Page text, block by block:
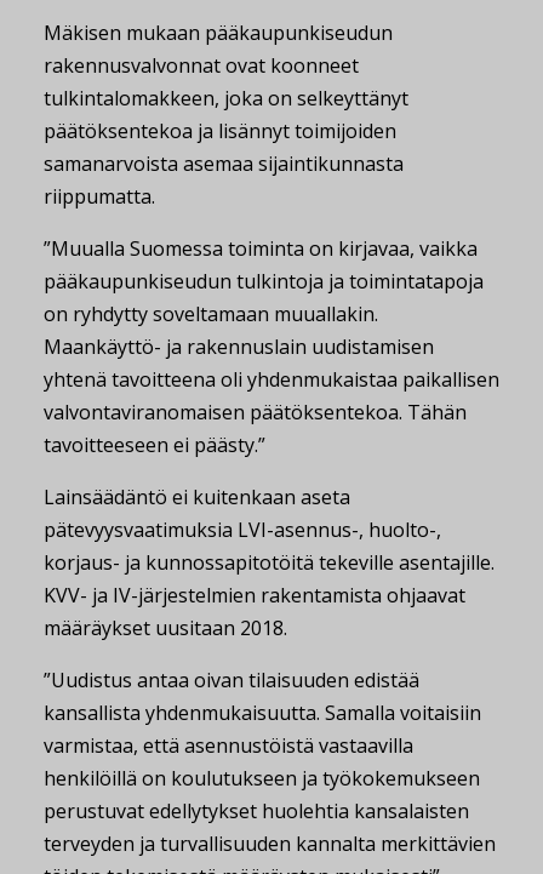
Mäkisen mukaan pääkaupunkiseudun
rakennusvalvonnat ovat koonneet
tulkintalomakkeen, joka on selkeyttänyt
päätöksentekoa ja lisännyt toimijoiden
samanarvoista asemaa sijaintikunnasta
riippumatta.
”Muualla Suomessa toiminta on kirjavaa, vaikka
pääkaupunkiseudun tulkintoja ja toimintatapoja
on ryhdytty soveltamaan muuallakin.
Maankäyttö- ja rakennuslain uudistamisen
yhtenä tavoitteena oli yhdenmukaistaa paikallisen
valvontaviranomaisen päätöksentekoa. Tähän
tavoitteeseen ei päästy.”
Lainsäädäntö ei kuitenkaan aseta
pätevyysvaatimuksia LVI-asennus-, huolto-,
korjaus- ja kunnossapitotöitä tekeville asentajille.
KVV- ja IV-järjestelmien rakentamista ohjaavat
määräykset uusitaan 2018.
”Uudistus antaa oivan tilaisuuden edistää
kansallista yhdenmukaisuutta. Samalla voitaisiin
varmistaa, että asennustöistä vastaavilla
henkilöillä on koulutukseen ja työkokemukseen
perustuvat edellytykset huolehtia kansalaisten
terveyden ja turvallisuuden kannalta merkittävien